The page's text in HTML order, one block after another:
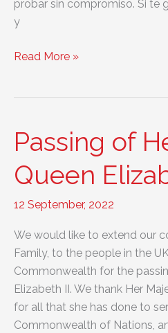
probar sin compromiso. Si te
y
Promociones
Read More »
Passing of
Queen
12 September, 2022
We would like to extend our
Family, to the people in the
Commonwealth for the
Elizabeth II. We thank Her
for all that she has done to
Commonwealth of Nations,